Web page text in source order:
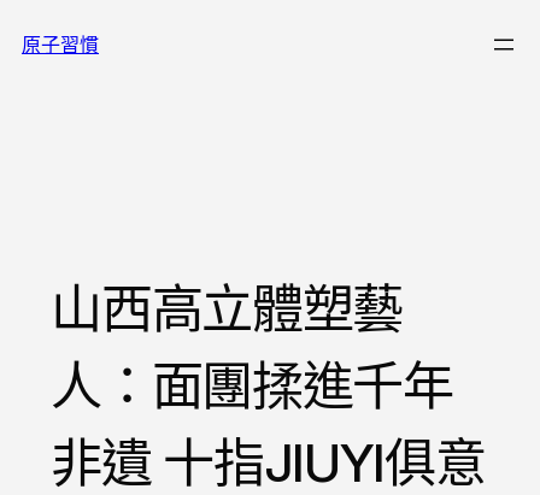
至原子習慣
山西高立體塑藝
人：面團揉進千年
非遺 十指JIUYI俱意